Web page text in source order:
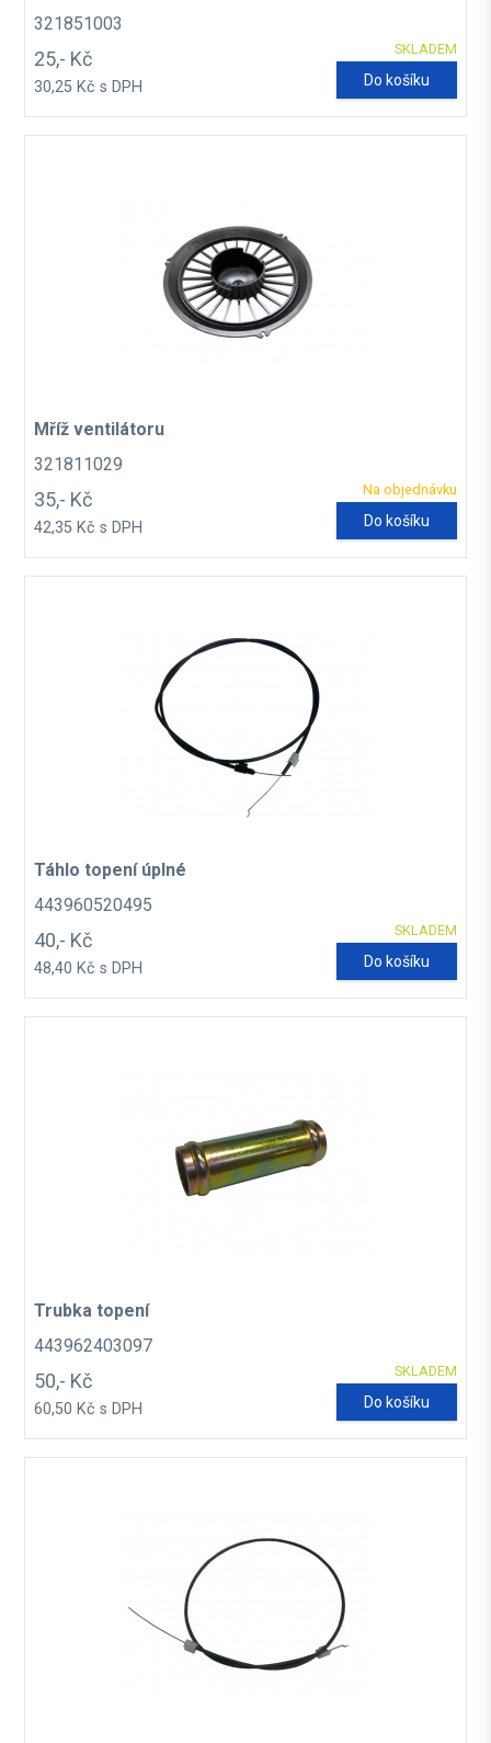
321851003
SKLADEM
25,- Kč
30,25 Kč s DPH Do košíku
Mříž ventilátoru
321811029
Na objednávku
35,- Kč
42,35 Kč s DPH Do košíku
Táhlo topení úplné
443960520495
SKLADEM
40,- Kč
48,40 Kč s DPH Do košíku
Trubka topení
443962403097
SKLADEM
50,- Kč
60,50 Kč s DPH Do košíku